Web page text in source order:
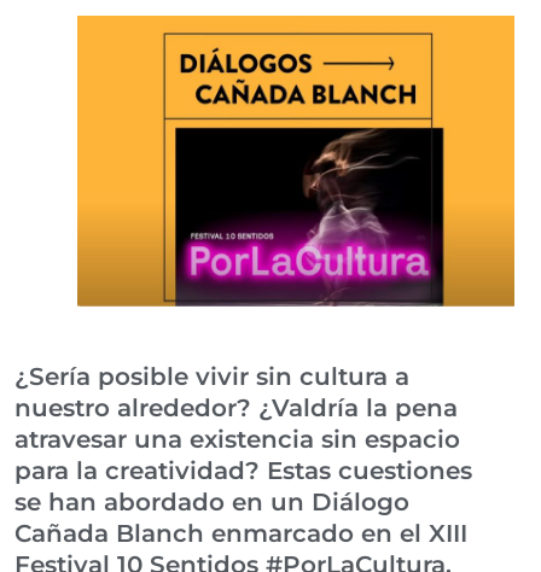
¿Sería posible vivir sin cultura a
nuestro alrededor? ¿Valdría la pena
atravesar una existencia sin espacio
para la creatividad? Estas cuestiones
se han abordado en un Diálogo
Cañada Blanch enmarcado en el XIII
Festival 10 Sentidos #PorLaCultura.